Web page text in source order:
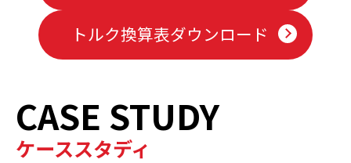
トルク換算表ダウンロード
CASE STUDY
ケーススタディ